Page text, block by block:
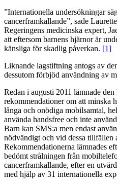
”Internationella undersökningar
cancerframkallande”, sade
Regeringens medicinska expert,
att eftersom barnens hjärnor är
känsliga för skadlig påverkan. [1]
Liknande lagstiftning antogs av
dessutom förbjöd användning av
Redan i augusti 2011 lämnade
rekommendationer om att minska
långa och onödiga mobilsamtal,
använda handsfree och inte
Barn kan SMS:a men endast
nödvändigt och vid dessa tillfällen
Rekommendationerna lämnades
bedömt strålningen från
cancerframkallande, efter en
med hjälp av 31 internationella